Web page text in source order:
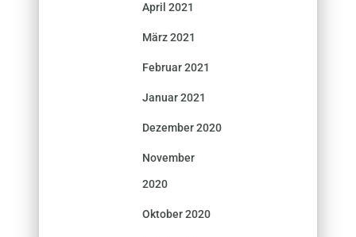
April 2021
März 2021
Februar 2021
Januar 2021
Dezember 2020
November
2020
Oktober 2020